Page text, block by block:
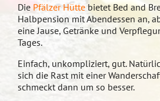
Die Pfälzer Hüttebietet Bed and
Halbpension mit Abendessen an,
eine Jause, Getränke und
Tages.
Einfach, unkompliziert, gut.
sich die Rast mit einer
schmeckt dann um so besser.